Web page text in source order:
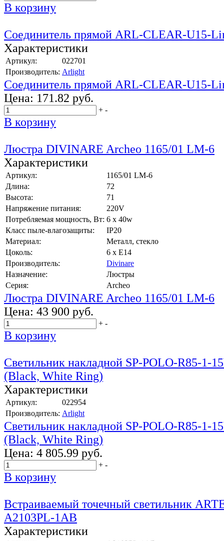
В корзину
Соединитель прямой ARL-CLEAR-U15-
Характеристики
Артикул:
022701
Производитель: Arlight
Соединитель прямой ARL-CLEAR-U15-
Цена: 171.82 руб.
+ -
В корзину
Люстра DIVINARE Archeo 1165/01 LM-6
Характеристики
Артикул:
1165/01 LM-6
Длина:
72
Высота:
71
Напряжение питания:
220V
Потребляемая мощность, Вт: 6 x 40w
Класс пыле-влагозащиты:
IP20
Материал:
Металл, стекло
Цоколь:
6 x E14
Производитель:
Divinare
Назначение:
Люстры
Серия:
Archeo
Люстра DIVINARE Archeo 1165/01 LM-6
Цена: 43 900 руб.
+ -
В корзину
Светильник накладной SP-POLO-R85-1-
(Black, White Ring)
Характеристики
Артикул:
022954
Производитель: Arlight
Светильник накладной SP-POLO-R85-1-
(Black, White Ring)
Цена: 4 805.99 руб.
+ -
В корзину
Встраиваемый точечный светильник
A2103PL-1AB
Характеристики